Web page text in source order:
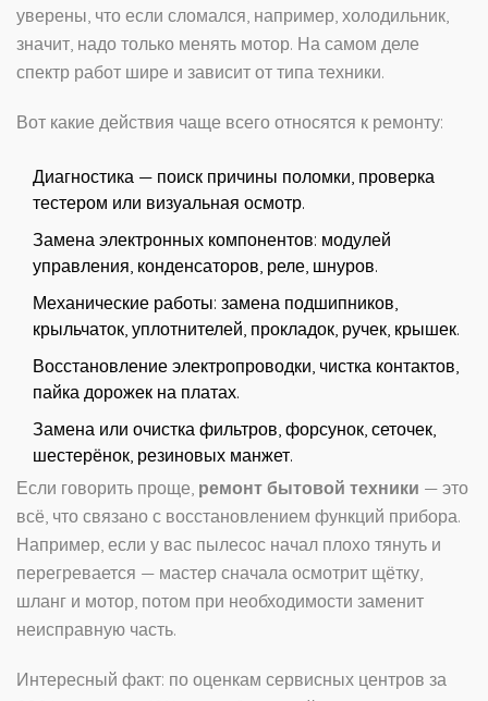
уверены, что если сломался, например, холодильник,
значит, надо только менять мотор. На самом деле
спектр работ шире и зависит от типа техники.
Вот какие действия чаще всего относятся к ремонту:
Диагностика — поиск причины поломки, проверка
тестером или визуальная осмотр.
Замена электронных компонентов: модулей
управления, конденсаторов, реле, шнуров.
Механические работы: замена подшипников,
крыльчаток, уплотнителей, прокладок, ручек, крышек.
Восстановление электропроводки, чистка контактов,
пайка дорожек на платах.
Замена или очистка фильтров, форсунок, сеточек,
шестерёнок, резиновых манжет.
Если говорить проще, ремонт бытовой техники — это
всё, что связано с восстановлением функций прибора.
Например, если у вас пылесос начал плохо тянуть и
перегревается — мастер сначала осмотрит щётку,
шланг и мотор, потом при необходимости заменит
неисправную часть.
Интересный факт: по оценкам сервисных центров за